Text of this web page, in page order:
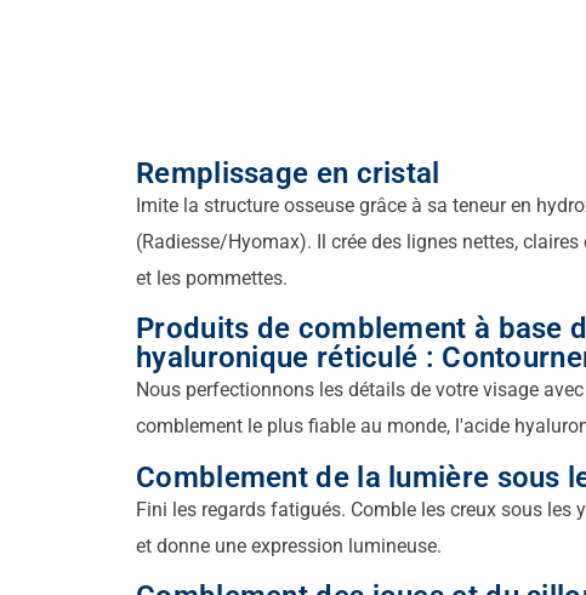
Remplissage en cristal
Imite la structure osseuse grâce à sa teneur en
(Radiesse/Hyomax). Il crée des lignes nettes,
et les pommettes.
Produits de comblement à base
hyaluronique réticulé :
Nous perfectionnons les détails de votre visage
comblement le plus fiable au monde, l'acide
Comblement de la lumière sous
Fini les regards fatigués. Comble les creux sous les
et donne une expression lumineuse.